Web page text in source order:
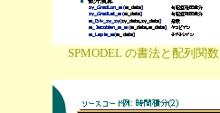
SPMODEL の書法と配列関数